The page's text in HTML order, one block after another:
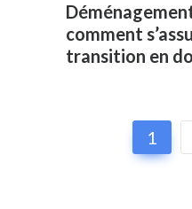
comment
transition en
1